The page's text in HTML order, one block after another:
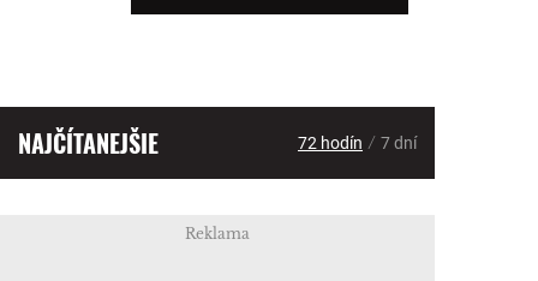
NAJČÍTANEJŠIE 72 hodín / 7 dní
Reklama